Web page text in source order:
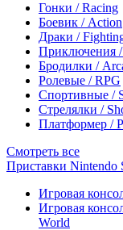
Гонки / Racing
Боевик / Action
Драки /
Приключения
Бродилки /
Ролевые / RPG
Спортивные /
Стрелялки /
Платформер /
Смотреть все
Приставки Nintendo
Игровая
Игровая
World